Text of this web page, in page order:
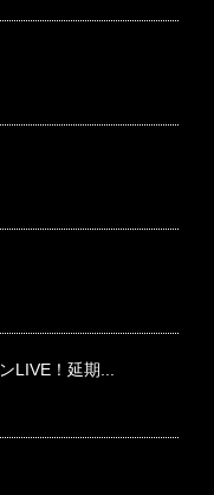
LIVE！延期...